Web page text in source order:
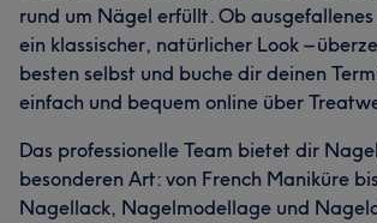
rund um Nägel erfüllt. Ob
ein klassischer, natürlicher Look –
besten selbst und buche dir deinen
einfach und bequem online über
Das professionelle Team bietet dir
besonderen Art: von French Maniküre
Nagellack, Nagelmodellage und